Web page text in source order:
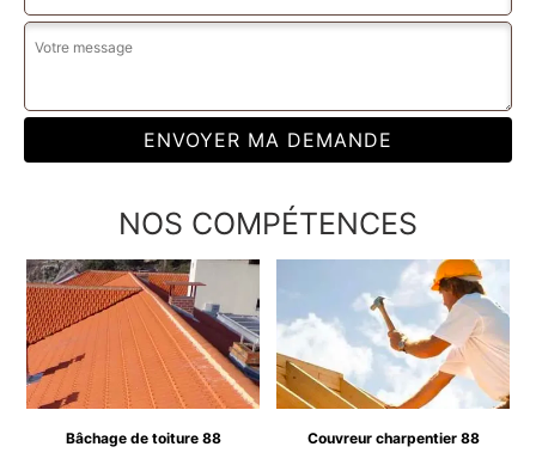
NOS COMPÉTENCES
Bâchage de toiture 88 Couvreur charpentier 88